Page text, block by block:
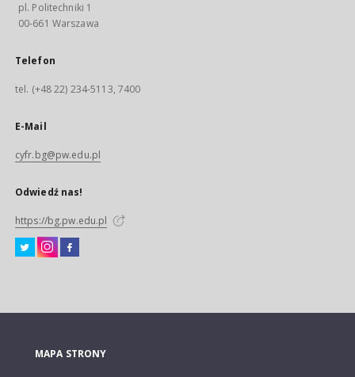
pl. Politechniki 1
00-661 Warszawa
Telefon
tel. (+48 22) 234-5113, 7400
E-Mail
cyfr.bg@pw.edu.pl
Odwiedź nas!
https://bg.pw.edu.pl
MAPA STRONY